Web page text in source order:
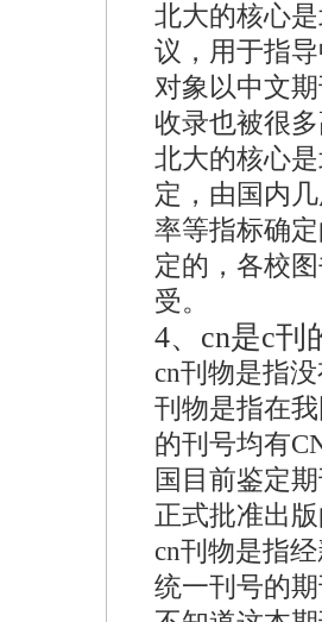
北大的核心
议，用于指
对象以中文
收录也被很
北大的核心
定，由国内
率等指标确
定的，各校
受。
4、 cn是c刊
cn刊物是指
刊物是指在
的刊号均有
国目前鉴定
正式批准出
cn刊物是指
统一刊号的